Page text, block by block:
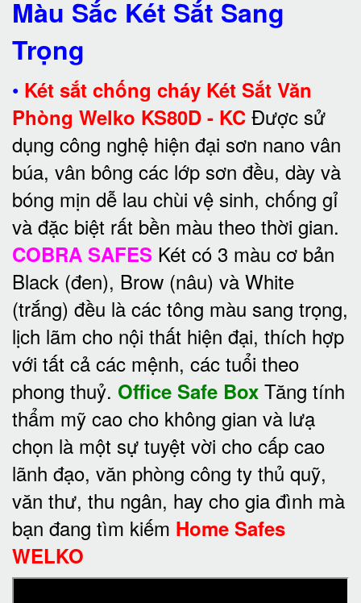
Màu Sắc Két Sắt Sang
Trọng
• Két sắt chống cháy Két Sắt Văn
Phòng Welko KS80D - KC Được sử
dụng công nghệ hiện đại sơn nano vân
búa, vân bông các lớp sơn đều, dày và
bóng mịn dễ lau chùi vệ sinh, chống gỉ
và đặc biệt rất bền màu theo thời gian.
COBRA SAFES Két có 3 màu cơ bản
Black (đen), Brow (nâu) và White
(trắng) đều là các tông màu sang trọng,
lịch lãm cho nội thất hiện đại, thích hợp
với tất cả các mệnh, các tuổi theo
phong thuỷ. Office Safe Box Tăng tính
thẩm mỹ cao cho không gian và lưạ
chọn là một sự tuyệt vời cho cấp cao
lãnh đạo, văn phòng công ty thủ quỹ,
văn thư, thu ngân, hay cho gia đình mà
bạn đang tìm kiếm Home Safes
WELKO